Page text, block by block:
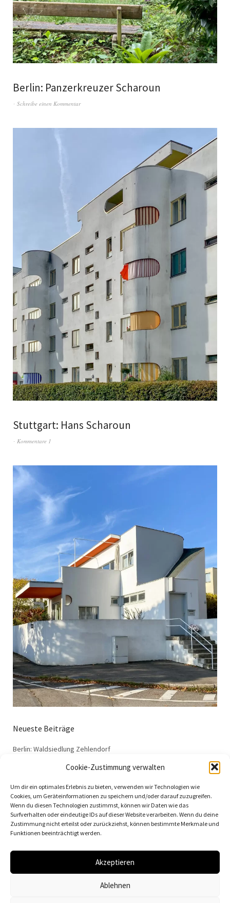
Cookie-Zustimmung verwalten
Um dir ein optimales Erlebnis zu bieten, verwenden wir Technologien wie
Cookies, um Geräteinformationen zu speichern und/oder darauf zuzugreifen.
Wenn du diesen Technologien zustimmst, können wir Daten wie das
Surfverhalten oder eindeutige IDs auf dieser Website verarbeiten. Wenn du deine
Zustimmung nicht erteilst oder zurückziehst, können bestimmte Merkmale und
Funktionen beeinträchtigt werden.
Akzeptieren
Ablehnen
Berlin: Panzerkreuzer Scharoun
Schreibe einen Kommentar
Stuttgart: Hans Scharoun
Kommentare 1
Neueste Beiträge
Berlin: Waldsiedlung Zehlendorf
Dessau: Haus Anton
Dessau: Arbeitsamt
Dessau: 100 Jahre Bauhaus
Vielfalt der Moderne | Daniela Christmann